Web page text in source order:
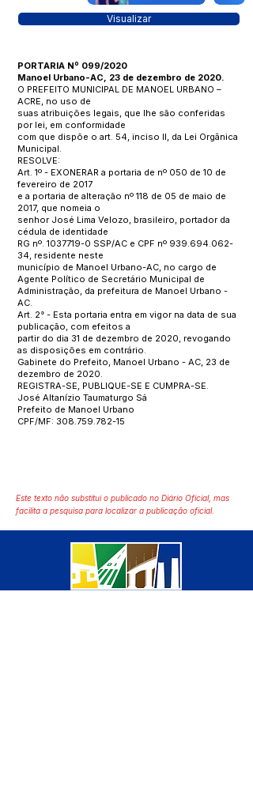
Visualizar
PORTARIA Nº 099/2020
Manoel Urbano-AC, 23 de dezembro de 2020.
O PREFEITO MUNICIPAL DE MANOEL URBANO –
ACRE, no uso de
suas atribuições legais, que lhe são conferidas
por lei, em conformidade
com que dispõe o art. 54, inciso II, da Lei Orgânica
Municipal.
RESOLVE:
Art. 1º - EXONERAR a portaria de nº 050 de 10 de
fevereiro de 2017
e a portaria de alteração nº 118 de 05 de maio de
2017, que nomeia o
senhor José Lima Velozo, brasileiro, portador da
cédula de identidade
RG nº. 1037719-0 SSP/AC e CPF nº 939.694.062-
34, residente neste
município de Manoel Urbano-AC, no cargo de
Agente Político de Secretário Municipal de
Administração, da prefeitura de Manoel Urbano -
AC.
Art. 2° - Esta portaria entra em vigor na data de sua
publicação, com efeitos a
partir do dia 31 de dezembro de 2020, revogando
as disposições em contrário.
Gabinete do Prefeito, Manoel Urbano - AC, 23 de
dezembro de 2020.
REGISTRA-SE, PUBLIQUE-SE E CUMPRA-SE.
José Altanízio Taumaturgo Sá
Prefeito de Manoel Urbano
CPF/MF: 308.759.782-15
Este texto não substitui o publicado no Diário Oficial, mas
facilita a pesquisa para localizar a publicação oficial.